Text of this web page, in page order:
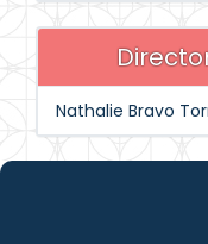
Nathalie Bravo